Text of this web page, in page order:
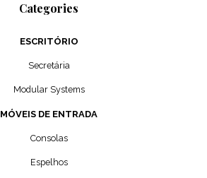
Categories
ESCRITÓRIO
Secretária
Modular Systems
MÓVEIS DE ENTRADA
Consolas
Espelhos